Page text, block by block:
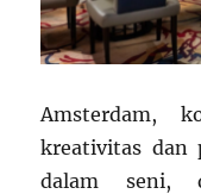
Amsterdam,
kreativitas dan
dalam seni,